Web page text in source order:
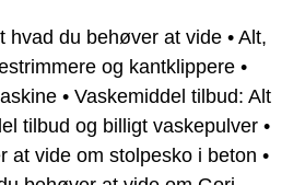
hvad du behøver at vide • Alt,
og kantklippere •
• Vaskemiddel tilbud: Alt
tilbud og billigt vaskepulver •
at vide om stolpesko i beton •